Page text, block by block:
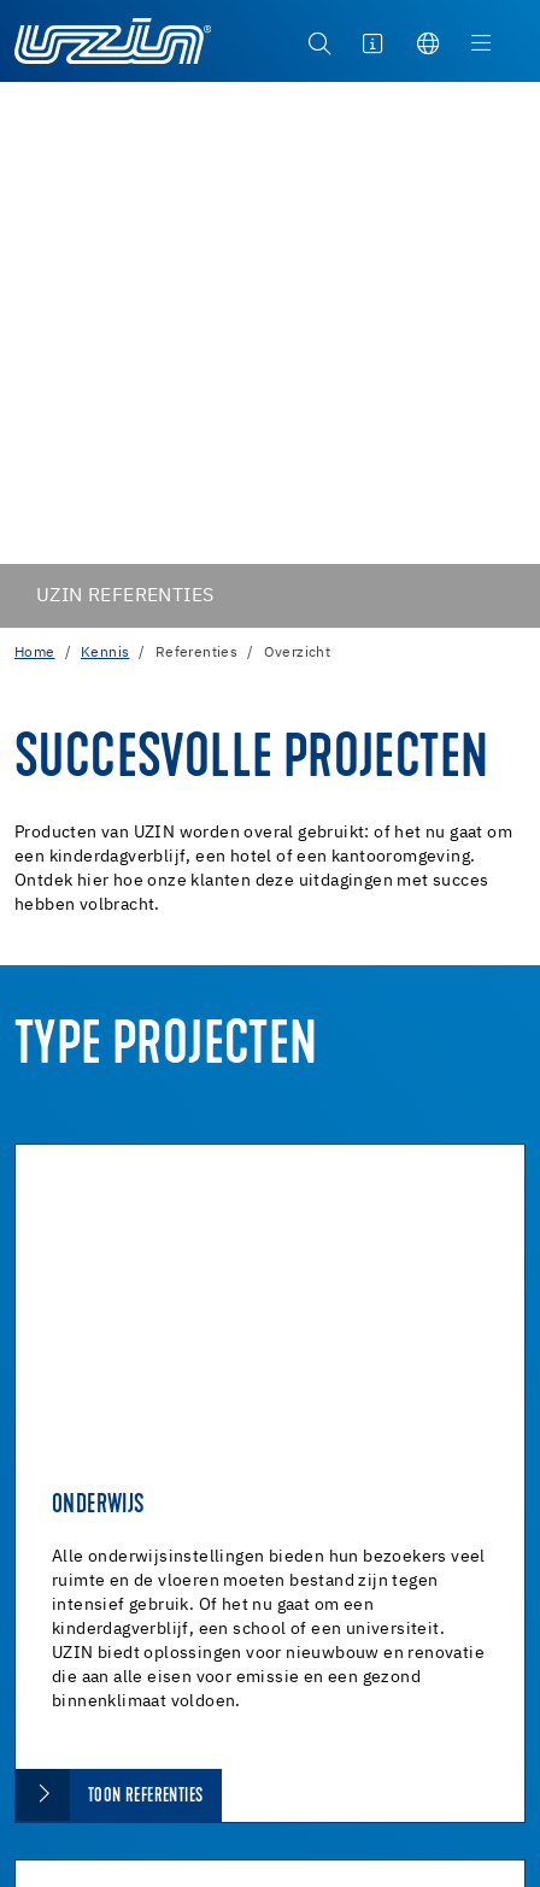
UZIN REFERENTIES
Home Kennis Referenties Overzicht
SUCCESVOLLE PROJECTEN
Producten van UZIN worden overal gebruikt: of het nu gaat om
een kinderdagverblijf, een hotel of een kantooromgeving.
Ontdek hier hoe onze klanten deze uitdagingen met succes
hebben volbracht.
TYPE PROJECTEN
ONDERWIJS
Alle onderwijsinstellingen bieden hun bezoekers veel
ruimte en de vloeren moeten bestand zijn tegen
intensief gebruik. Of het nu gaat om een
kinderdagverblijf, een school of een universiteit.
UZIN biedt oplossingen voor nieuwbouw en renovatie
die aan alle eisen voor emissie en een gezond
binnenklimaat voldoen.
TOON REFERENTIES